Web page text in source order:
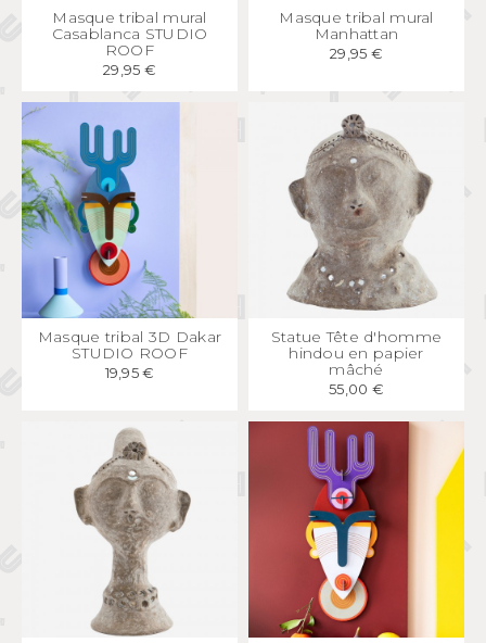
APERÇU RAPIDE
Masque tribal mural
Casablanca STUDIO
ROOF
29,95 €
APERÇU RAPIDE
Masque tribal mural
Manhattan
29,95 €
APERÇU RAPIDE
Masque tribal 3D Dakar
STUDIO ROOF
19,95 €
APERÇU
Statue Tête d'homme
hindou en papier
mâché
55,00 €